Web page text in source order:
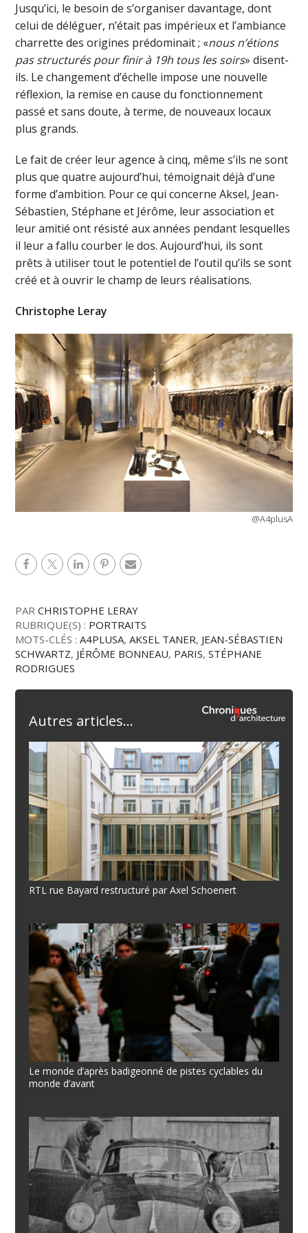
Jusqu’ici, le besoin de s’organiser davantage, dont
celui de déléguer, n’était pas impérieux et l’ambiance
charrette des origines prédominait ; «nous n’étions
pas structurés pour finir à 19h tous les soirs» disent-
ils. Le changement d’échelle impose une nouvelle
réflexion, la remise en cause du fonctionnement
passé et sans doute, à terme, de nouveaux locaux
plus grands.
Le fait de créer leur agence à cinq, même s’ils ne sont
plus que quatre aujourd’hui, témoignait déjà d’une
forme d’ambition. Pour ce qui concerne Aksel, Jean-
Sébastien, Stéphane et Jérôme, leur association et
leur amitié ont résisté aux années pendant lesquelles
il leur a fallu courber le dos. Aujourd’hui, ils sont
prêts à utiliser tout le potentiel de l’outil qu’ils se sont
créé et à ouvrir le champ de leurs réalisations.
Christophe Leray
@A4plusA
PARCHRISTOPHE LERAY
RUBRIQUE(S) : PORTRAITS
MOTS-CLÉS :A4PLUSA,AKSEL TANER, JEAN-SÉBASTIEN
SCHWARTZ, JÉRÔME BONNEAU, PARIS,STÉPHANE
RODRIGUES
Autres articles...
RTL rue Bayard restructuré par Axel Schoenert
Le monde d’après badigeonné de pistes cyclables du
monde d’avant